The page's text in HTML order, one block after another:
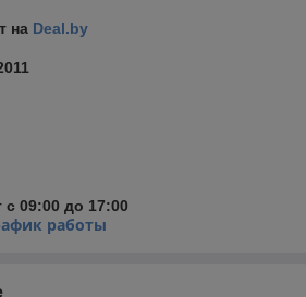
на Deal.by
с 09:00 до 17:00
работы